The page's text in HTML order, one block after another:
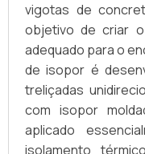
vigotas de
objetivo de criar
adequado para o
de isopor é
treliçadas
com isopor
aplicado
isolamento